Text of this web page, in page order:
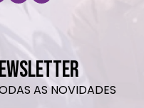
AS NOVIDADES